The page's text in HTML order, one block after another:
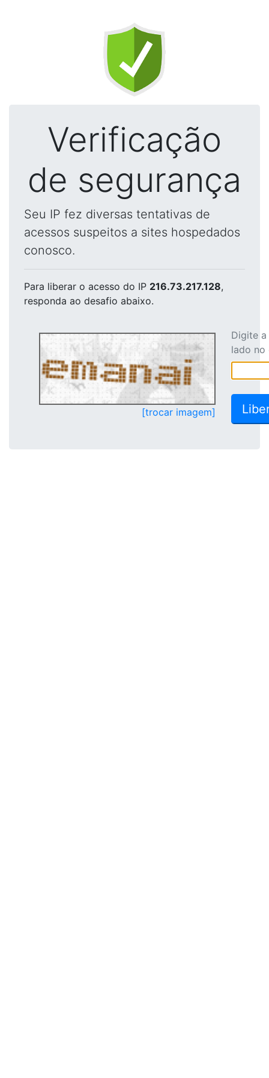
Verificação
de segurança
Seu IP fez diversas tentativas de
acessos suspeitos a sites hospedados
conosco.
Para liberar o acesso do IP 216.73.217.128,
responda ao desafio abaixo.
[trocar imagem]
Digite
lado no